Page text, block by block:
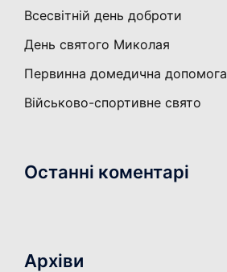
Всесвітній день доброти
День святого Миколая
Первинна домедична допомога
Військово-спортивне свято
Останні коментарі
Архіви